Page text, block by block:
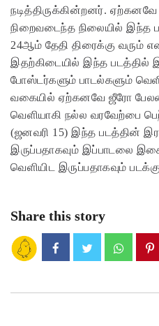
நடித்திருக்கின்றனர். ஏற்கனவே
நிறைவடைந்த நிலையில் இந்த
24ஆம் தேதி திரைக்கு வரும்
இதற்கிடையில் இந்த படத்தில்
போஸ்டர்களும் பாடல்களும்
வகையில் ஏற்கனவே ஜீரோ
வெளியாகி நல்ல வரவேற்பை
(ஜனவரி 15) இந்த படத்தின்
இருப்பதாகவும் இப்பாடலை
வெளியிட இருப்பதாகவும்
Share this story